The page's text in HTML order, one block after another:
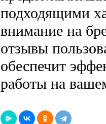
подходящими
внимание на
отзывы
обеспечит
работы на